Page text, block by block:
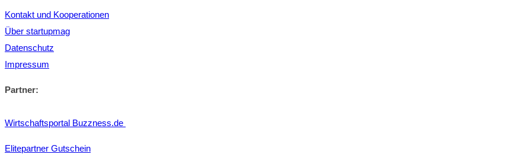
Kontakt und Kooperationen
Über startupmag
Datenschutz
Impressum
Partner:
Wirtschaftsportal Buzzness.de
Elitepartner Gutschein